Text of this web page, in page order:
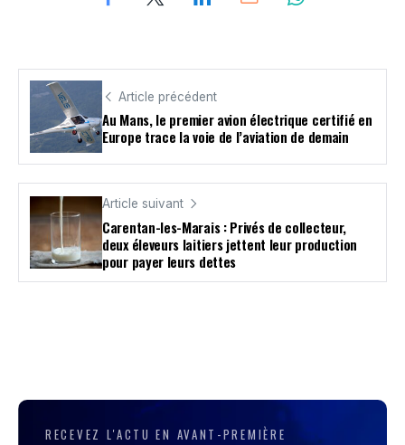
Article précédent
Au Mans, le premier avion électrique certifié en
Europe trace la voie de l’aviation de demain
Article suivant
Carentan-les-Marais : Privés de collecteur,
deux éleveurs laitiers jettent leur production
pour payer leurs dettes
RECEVEZ L'ACTU EN AVANT-PREMIÈRE